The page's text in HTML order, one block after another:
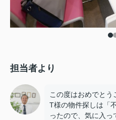
担当者より
この度はおめでとう
T様の物件探しは「
ったので、気に入っ